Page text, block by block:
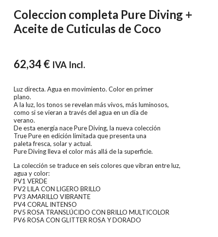
Coleccion completa Pure Diving +
Aceite de Cuticulas de Coco
62,34€ IVA Incl.
Luz directa. Agua en movimiento. Color en primer
plano.
A la luz, los tonos se revelan más vivos, más luminosos,
como si se vieran a través del agua en un día de
verano.
De esta energía nace Pure Diving, la nueva colección
True Pure en edición limitada que presenta una
paleta fresca, solar y actual.
Pure Diving lleva el color más allá de la superficie.
La colección se traduce en seis colores que vibran entre luz,
agua y color:
PV1 VERDE
PV2 LILA CON LIGERO BRILLO
PV3 AMARILLO VIBRANTE
PV4 CORAL INTENSO
PV5 ROSA TRANSLÚCIDO CON BRILLO MULTICOLOR
PV6 ROSA CON GLITTER ROSA Y DORADO